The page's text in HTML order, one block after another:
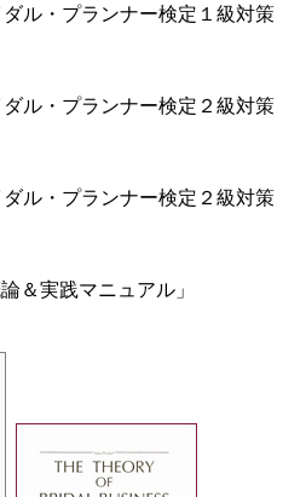
ル・プランナー検定１級対策
ル・プランナー検定２級対策
ル・プランナー検定２級対策
＆実践マニュアル」